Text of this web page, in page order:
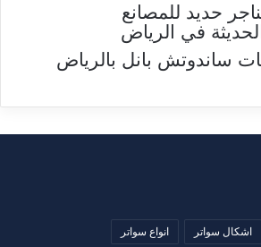
حديد للمصانع
في الرياض
ساندوتش بانل بالرياض
اشكال سواتر انواع سواتر